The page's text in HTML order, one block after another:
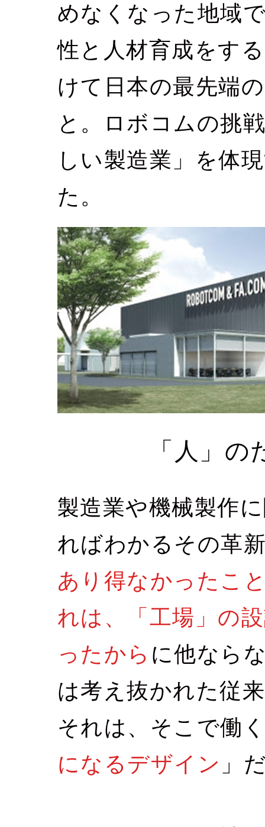
めなくなった地域
性と人材育成をす
けて日本の最先端
と。ロボコムの挑
しい製造業」を体
た。
「人」
製造業や機械製作
ればわかるその革
あり得なかったこ
れは、「工場」の
ったから に他なら
は考え抜かれた従
それは、そこで働
になるデザイン 」